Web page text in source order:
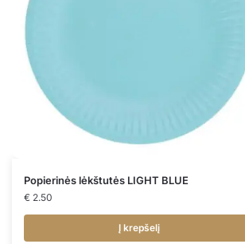
Popierinės lėkštutės LIGHT BLUE
€ 2.50
Į krepšelį